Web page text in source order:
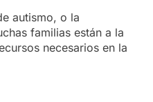
autismo, o la
familias están a la
necesarios en la